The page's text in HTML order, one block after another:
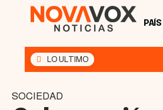
PAÍS
LO ULTIMO
SOCIEDAD